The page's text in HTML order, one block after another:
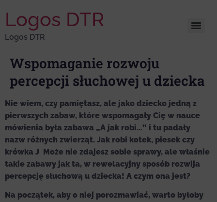
Logos DTR
Logos DTR
Wspomaganie rozwoju
percepcji słuchowej u dziecka
Nie wiem, czy pamiętasz, ale jako dziecko jedną z
pierwszych zabaw, które wspomagały Cię w nauce
mówienia była zabawa „A jak robi…” i tu padały
nazw różnych zwierząt. Jak robi kotek, piesek czy
krówka J Może nie zdajesz sobie sprawy, ale właśnie
takie zabawy jak ta, w rewelacyjny sposób rozwija
percepcję słuchową u dziecka! A czym ona jest?
Na początek, aby o niej porozmawiać, warto byłoby